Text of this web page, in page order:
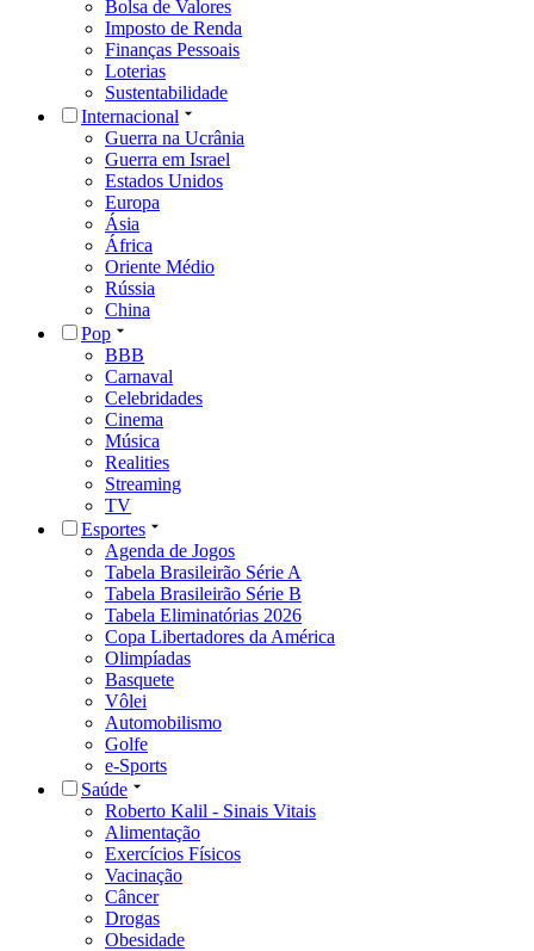
Bolsa de Valores
Imposto de Renda
Finanças Pessoais
Loterias
Sustentabilidade
Internacional
Guerra na Ucrânia
Guerra em Israel
Estados Unidos
Europa
Ásia
África
Oriente Médio
Rússia
China
Pop
BBB
Carnaval
Celebridades
Cinema
Música
Realities
Streaming
TV
Esportes
Agenda de Jogos
Tabela Brasileirão Série A
Tabela Brasileirão Série B
Tabela Eliminatórias 2026
Copa Libertadores da América
Olimpíadas
Basquete
Vôlei
Automobilismo
Golfe
e-Sports
Saúde
Roberto Kalil - Sinais Vitais
Alimentação
Exercícios Físicos
Vacinação
Câncer
Drogas
Obesidade